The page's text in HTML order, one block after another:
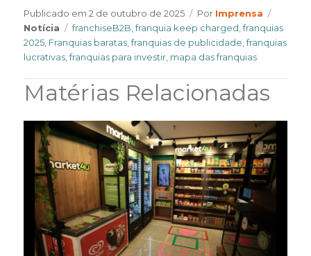
Publicado em2 de outubro de 2025 Por Author
Imprensa
Notícia
Tags
franchiseB2B,franquia keep charged,franquias
2025, Franquias baratas,franquias de publicidade,franquias
lucrativas,franquias para investir, mapa das franquias
Matérias Relacionadas